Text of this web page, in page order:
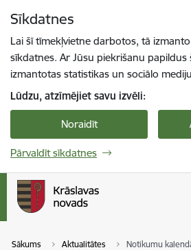
Sīkdatnes
Lai šī tīmekļvietne darbotos, tā
sīkdatnes. Ar Jūsu piekrišanu papildus
izmantotas statistikas un sociālo
Lūdzu, atzīmējiet savu izvēli:
Noraidīt
Pārvaldīt sīkdatnes
Sākums Aktualitātes Notikumu